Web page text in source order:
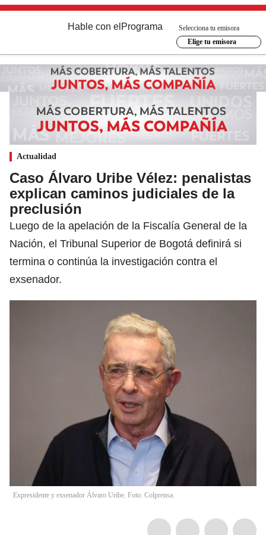
Hable con el Programa
Selecciona tu emisora
Elige tu emisora
Actualidad
Caso Álvaro Uribe Vélez: penalistas
explican caminos judiciales de la
preclusión
Luego de la apelación de la Fiscalía General de la
Nación, el Tribunal Superior de Bogotá definirá si
termina o continúa la investigación contra el
exsenador.
Expresidente y exsenador Álvaro Uribe. Foto: Colprensa.